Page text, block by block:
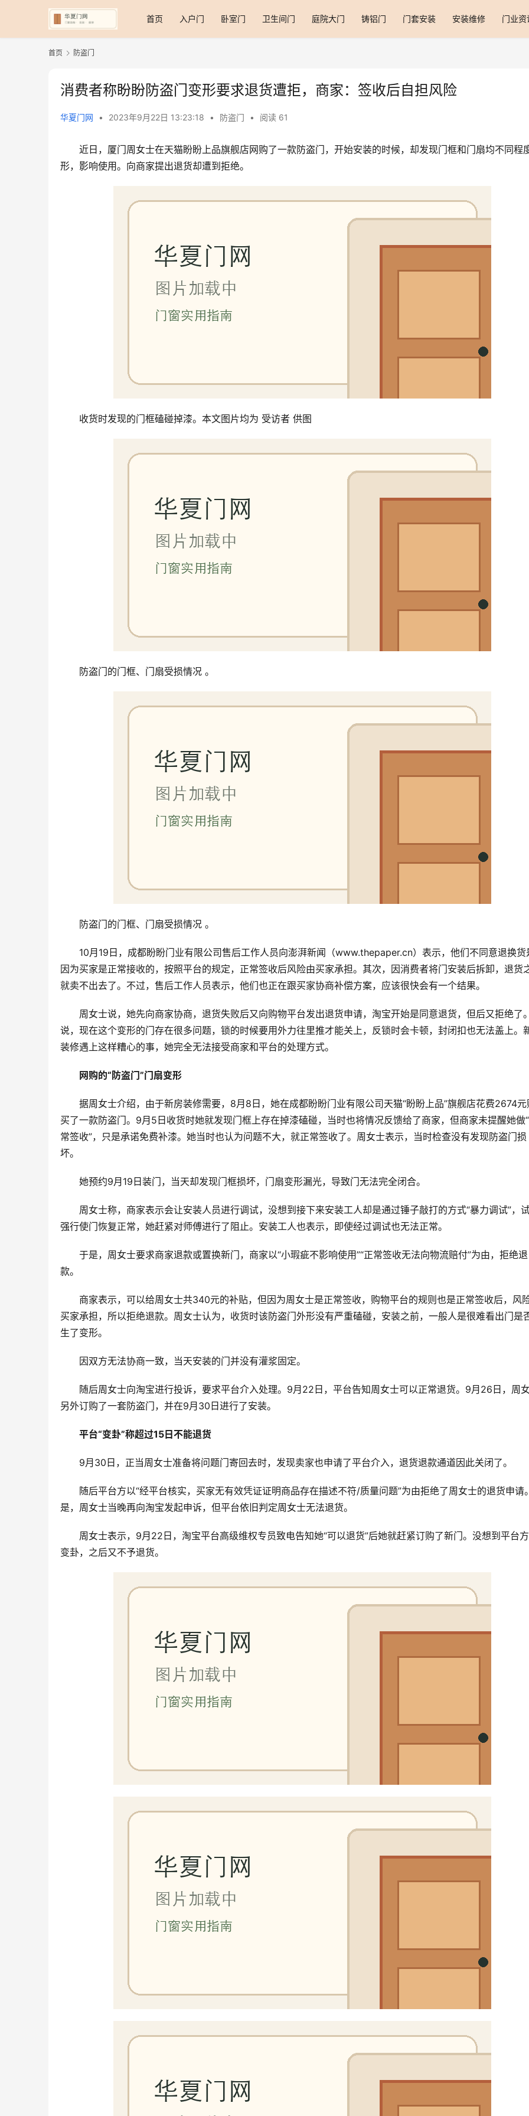
首页 入户门 卧室门 卫生间门 庭院大门 铸铝门 门套安装 安装维修 门业资
首页 防盗门
消费者称盼盼防盗门变形要求退货遭拒，商家：签收后自担风险
华夏门网 • 2023年9月22日 13:23:18 • 防盗门 • 阅读 61
近日，厦门周女士在天猫盼盼上品旗舰店网购了一款防盗门，开始安装的时候，却发现门框和门扇均不同程
形，影响使用。向商家提出退货却遭到拒绝。
收货时发现的门框磕碰掉漆。本文图片均为 受访者 供图
防盗门的门框、门扇受损情况 。
防盗门的门框、门扇受损情况 。
10月19日，成都盼盼门业有限公司售后工作人员向澎湃新闻（www.thepaper.cn）表示，他们不同意退换货
因为买家是正常接收的，按照平台的规定，正常签收后风险由买家承担。其次，因消费者将门安装后拆卸，退货
就卖不出去了。不过，售后工作人员表示，他们也正在跟买家协商补偿方案，应该很快会有一个结果。
周女士说，她先向商家协商，退货失败后又向购物平台发出退货申请，淘宝开始是同意退货，但后又拒绝了
说，现在这个变形的门存在很多问题，锁的时候要用外力往里推才能关上，反锁时会卡顿，封闭扣也无法盖上。
装修遇上这样糟心的事，她完全无法接受商家和平台的处理方式。
网购的“防盗门”门扇变形
据周女士介绍，由于新房装修需要，8月8日，她在成都盼盼门业有限公司天猫“盼盼上品”旗舰店花费2674元
买了一款防盗门。9月5日收货时她就发现门框上存在掉漆磕碰，当时也将情况反馈给了商家，但商家未提醒她做
常签收”，只是承诺免费补漆。她当时也认为问题不大，就正常签收了。周女士表示，当时检查没有发现防盗门损
坏。
她预约9月19日装门，当天却发现门框损坏，门扇变形漏光，导致门无法完全闭合。
周女士称，商家表示会让安装人员进行调试，没想到接下来安装工人却是通过锤子敲打的方式“暴力调试”，
强行使门恢复正常，她赶紧对师傅进行了阻止。安装工人也表示，即使经过调试也无法正常。
于是，周女士要求商家退款或置换新门，商家以“小瑕疵不影响使用”“正常签收无法向物流赔付”为由，拒绝退
款。
商家表示，可以给周女士共340元的补贴，但因为周女士是正常签收，购物平台的规则也是正常签收后，风
买家承担，所以拒绝退款。周女士认为，收货时该防盗门外形没有严重磕碰，安装之前，一般人是很难看出门是
生了变形。
因双方无法协商一致，当天安装的门并没有灌浆固定。
随后周女士向淘宝进行投诉，要求平台介入处理。9月22日，平台告知周女士可以正常退货。9月26日，周
另外订购了一套防盗门，并在9月30日进行了安装。
平台“变卦”称超过15日不能退货
9月30日，正当周女士准备将问题门寄回去时，发现卖家也申请了平台介入，退货退款通道因此关闭了。
随后平台方以“经平台核实，买家无有效凭证证明商品存在描述不符/质量问题”为由拒绝了周女士的退货申请
是，周女士当晚再向淘宝发起申诉，但平台依旧判定周女士无法退货。
周女士表示，9月22日，淘宝平台高级维权专员致电告知她“可以退货”后她就赶紧订购了新门。没想到平台
变卦，之后又不予退货。